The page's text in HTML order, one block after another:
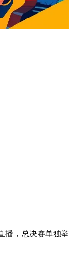
播，总决赛单独举